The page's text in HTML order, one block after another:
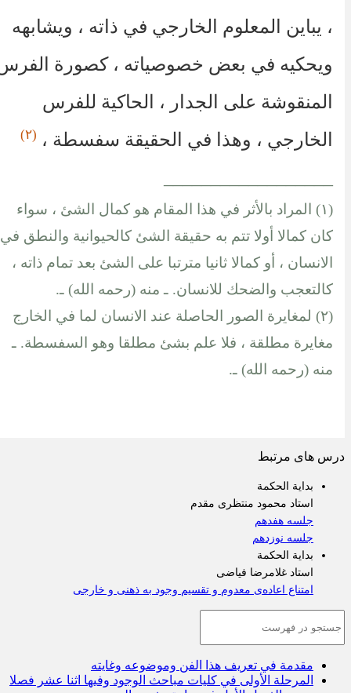
، يباين المعلوم الخارجي في ذاته ، ويشابهه
ويحكيه في بعض خصوصياته ، كصورة الفرس
المنقوشة على الجدار ، الحاكية للفرس
الخارجي ، وهذا في الحقيقة سفسطة ،
(١) المراد بالأثر في هذا المقام هو كمال الشئ ، سواء
كان كمالا أولا تتم به حقيقة الشئ كالحيوانية والنطق في
الانسان ، أو كمالا ثانيا مترتبا على الشئ بعد تمام ذاته ،
كالتعجب والضحك للانسان. ـ منه (رحمه الله) ـ.
(٢) لمغايرة الصور الحاصلة عند الانسان لما في الخارج
مغايرة مطلقة ، فلا علم بشئ مطلقا وهو السفسطة. ـ
منه (رحمه الله) ـ.
های مرتبط
بدایة الحکمة
استاد محمود منتظری مقدم
جلسه هفدهم
جلسه نوزدهم
بدایة الحکمة
استاد غلامرضا فیاضی
امتناع اعاده‌ی معدوم و تقسیم وجود به ذهنی و خارجی
مقدمة في تعريف هذا الفن وموضوعه وغايته
المرحلة الأولى في كليات مباحث الوجود وفيها اثنا عشر فصلا